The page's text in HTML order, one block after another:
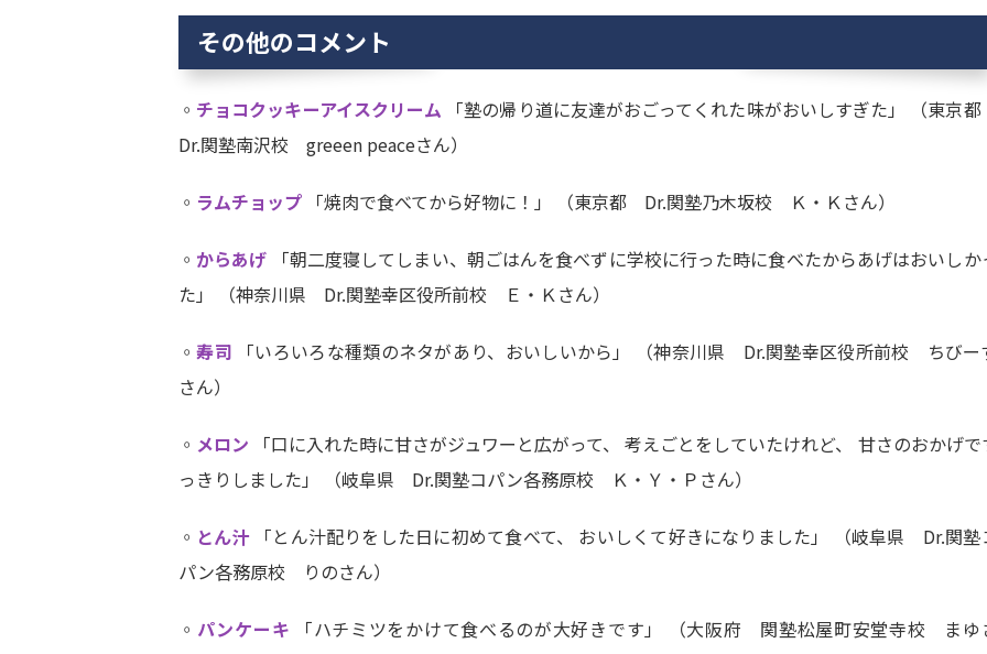
その他のコメント
◦ チョコクッキーアイスクリーム 「塾の帰り道に友達がおごってくれた味がおいしすぎた」 （東京
Dr.関塾南沢校 greeen peaceさん）
◦ ラムチョップ 「焼肉で食べてから好物に！」 （東京都 Dr.関塾乃木坂校 Ｋ・Ｋさん）
◦ からあげ 「朝二度寝してしまい、朝ごはんを食べずに学校に行った時に食べたからあげはおいしか
た」 （神奈川県 Dr.関塾幸区役所前校 Ｅ・Ｋさん）
◦寿司 「いろいろな種類のネタがあり、おいしいから」 （神奈川県 Dr.関塾幸区役所前校 ちびー
さん）
◦ メロン 「口に入れた時に甘さがジュワーと広がって、 考えごとをしていたけれど、 甘さのおかげで
っきりしました」 （岐阜県 Dr.関塾コパン各務原校 Ｋ・Ｙ・Ｐさん）
◦ とん汁「とん汁配りをした日に初めて食べて、 おいしくて好きになりました」 （岐阜県 Dr.関塾
パン各務原校 りのさん）
◦ パンケーキ 「ハチミツをかけて食べるのが大好きです」 （大阪府 関塾松屋町安堂寺校 まゆ